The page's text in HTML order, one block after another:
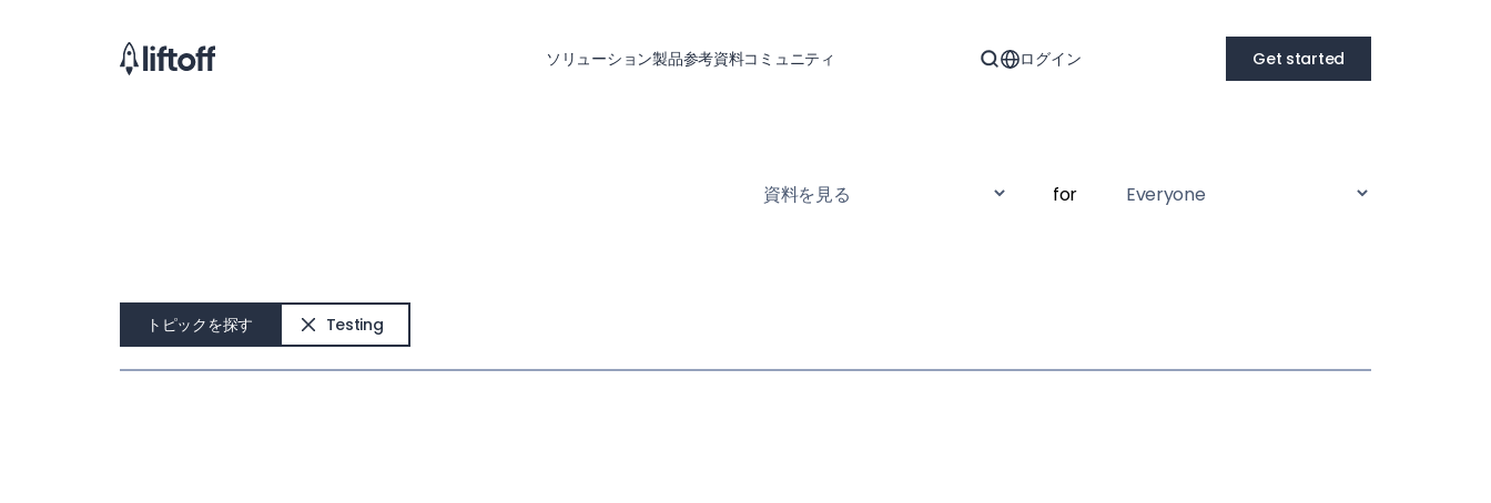
ソリューション製品参考資料コミュニティ ログイン Get started
for
トピックを探す Testing